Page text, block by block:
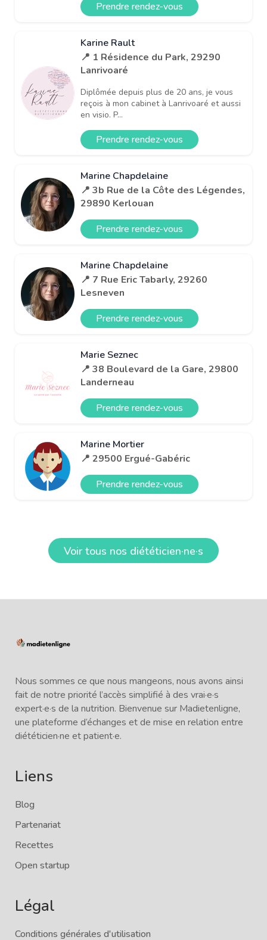
Prendre rendez-vous
Karine Rault
📍 1 Résidence du Park, 29290
Lanrivoaré
Diplômée depuis plus de 20 ans, je vous
reçois à mon cabinet à Lanrivoaré et aussi
en visio. P...
Prendre rendez-vous
Marine Chapdelaine
📍 3b Rue de la Côte des Légendes,
29890 Kerlouan
Prendre rendez-vous
Marine Chapdelaine
📍 7 Rue Eric Tabarly, 29260
Lesneven
Prendre rendez-vous
Marie Seznec
📍 38 Boulevard de la Gare, 29800
Landerneau
Prendre rendez-vous
Marine Mortier
📍 29500 Ergué-Gabéric
Prendre rendez-vous
Voir tous nos diététicien·ne·s
Nous sommes ce que nous mangeons, nous avons ainsi
fait de notre priorité l’accès simplifié à des vrai·e·s
expert·e·s de la nutrition. Bienvenue sur Madietenligne,
une plateforme d’échanges et de mise en relation entre
diététicien·ne et patient·e.
Liens
Blog
Partenariat
Recettes
Open startup
Légal
Conditions générales d'utilisation